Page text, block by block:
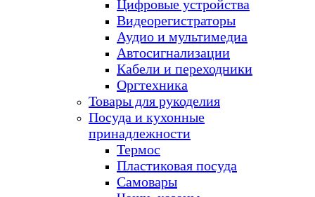
Цифровые устройства
Видеорегистраторы
Аудио и мультимедиа
Автосигнализации
Кабели и переходники
Оргтехника
Товары для рукоделия
Посуда и кухонные
принадлежности
Термос
Пластиковая посуда
Самовары